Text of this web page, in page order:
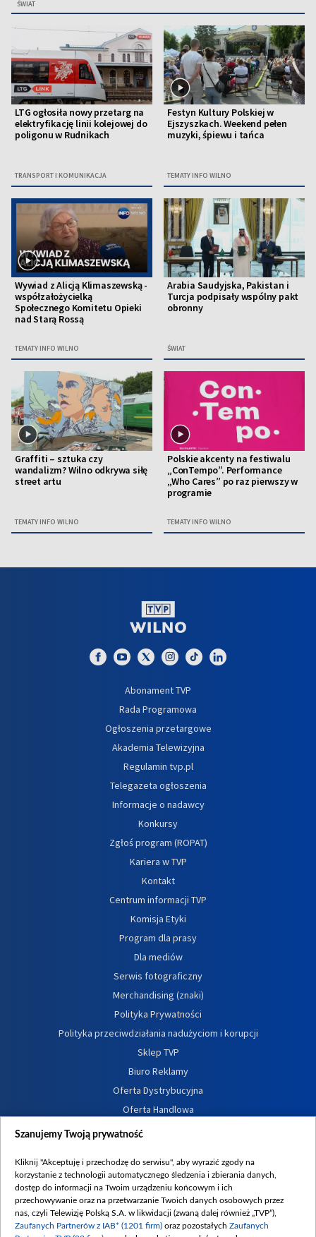
ŚWIAT
LTG ogłosiła nowy przetarg na
elektryfikację linii kolejowej do
poligonu w Rudnikach
TRANSPORT I KOMUNIKACJA
Festyn Kultury Polskiej w
Ejszyszkach. Weekend pełen
muzyki, śpiewu i tańca
TEMATY INFO WILNO
Wywiad z Alicją Klimaszewską -
współzałożycielką
Społecznego Komitetu Opieki
nad Starą Rossą
TEMATY INFO WILNO
Arabia Saudyjska, Pakistan i
Turcja podpisały wspólny pakt
obronny
ŚWIAT
Graffiti – sztuka czy
wandalizm? Wilno odkrywa siłę
street artu
TEMATY INFO WILNO
Polskie akcenty na festiwalu
„ConTempo”. Performance
„Who Cares” po raz pierwszy w
programie
TEMATY INFO WILNO
Abonament TVP
Rada Programowa
Ogłoszenia przetargowe
Akademia Telewizyjna
Regulamin tvp.pl
Telegazeta ogłoszenia
Informacje o nadawcy
Konkursy
Zgłoś program (ROPAT)
Kariera w TVP
Kontakt
Centrum informacji TVP
Komisja Etyki
Program dla prasy
Dla mediów
Serwis fotograficzny
Merchandising (znaki)
Polityka Prywatności
Polityka przeciwdziałania nadużyciom i korupcji
Sklep TVP
Biuro Reklamy
Oferta Dystrybucyjna
Oferta Handlowa
Dostępność
Procedura zgłoszeń wewnętrznych
Szanujemy Twoją prywatność
Kliknij "Akceptuję i przechodzę do serwisu", aby wyrazić zgody na
korzystanie z technologii automatycznego śledzenia i zbierania danych,
dostęp do informacji na Twoim urządzeniu końcowym i ich
przechowywanie oraz na przetwarzanie Twoich danych osobowych przez
nas, czyli Telewizję Polską S.A. w likwidacji (zwaną dalej również „TVP”),
Zaufanych Partnerów z IAB* (1201 firm) oraz pozostałych Zaufanych